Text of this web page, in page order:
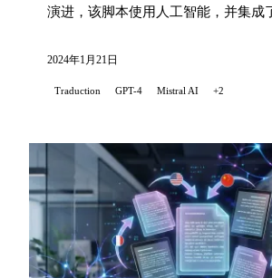
演进，该脚本使用人工智能，并集成
2024年1月21日
Traduction GPT-4 Mistral AI +2